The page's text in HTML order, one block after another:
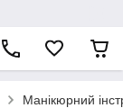
Манікюрний